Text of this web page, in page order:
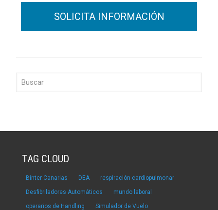
TAG CLOUD
Binter Canarias DEA respiración cardiopulmonar
Desfibriladores Automáticos mundo laboral
operarios de Handling Simulador de Vuelo